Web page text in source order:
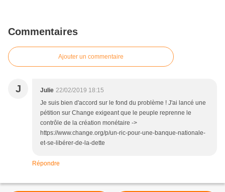
Commentaires
Ajouter un commentaire
J Julie 22/02/2019 18:15
Je suis bien d'accord sur le fond du problème ! J'ai lancé une
pétition sur Change exigeant que le peuple reprenne le
contrôle de la création monétaire ->
https://www.change.org/p/un-ric-pour-une-banque-nationale-
et-se-libérer-de-la-dette
Répondre